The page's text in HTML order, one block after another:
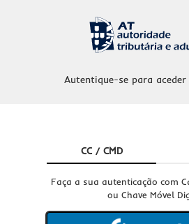
Autentique-se para aceder
CC / CMD
Faça a sua autenticação com
ou Chave Móvel